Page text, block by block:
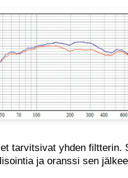
tarvitsivat yhden filtterin.
ja oranssi sen